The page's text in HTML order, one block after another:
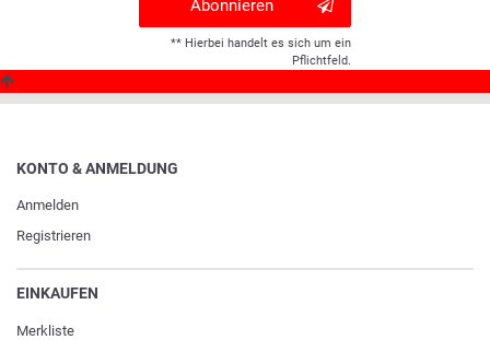
Abonnieren
** Hierbei handelt es sich um ein
Pflichtfeld.
KONTO & ANMELDUNG
Anmelden
Registrieren
EINKAUFEN
Merkliste